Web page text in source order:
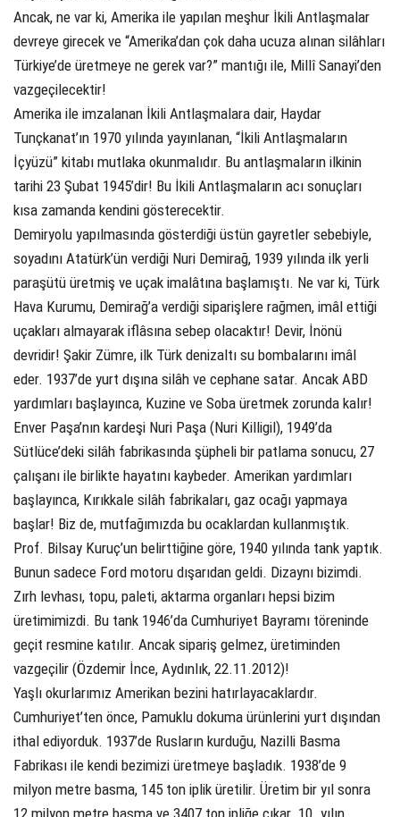
Ancak, ne var ki, Amerika ile yapılan meşhur İkili Antlaşmalar
devreye girecek ve “Amerika’dan çok daha ucuza alınan silâhları
Türkiye’de üretmeye ne gerek var?” mantığı ile, Millî Sanayi’den
vazgeçilecektir!
Amerika ile imzalanan İkili Antlaşmalara dair, Haydar
Tunçkanat’ın 1970 yılında yayınlanan, “İkili Antlaşmaların
İçyüzü” kitabı mutlaka okunmalıdır. Bu antlaşmaların ilkinin
tarihi 23 Şubat 1945’dir! Bu İkili Antlaşmaların acı sonuçları
kısa zamanda kendini gösterecektir.
Demiryolu yapılmasında gösterdiği üstün gayretler sebebiyle,
soyadını Atatürk’ün verdiği Nuri Demirağ, 1939 yılında ilk yerli
paraşütü üretmiş ve uçak imalâtına başlamıştı. Ne var ki, Türk
Hava Kurumu, Demirağ’a verdiği siparişlere rağmen, imâl ettiği
uçakları almayarak iflâsına sebep olacaktır! Devir, İnönü
devridir! Şakir Zümre, ilk Türk denizaltı su bombalarını imâl
eder. 1937’de yurt dışına silâh ve cephane satar. Ancak ABD
yardımları başlayınca, Kuzine ve Soba üretmek zorunda kalır!
Enver Paşa’nın kardeşi Nuri Paşa (Nuri Killigil), 1949’da
Sütlüce’deki silâh fabrikasında şüpheli bir patlama sonucu, 27
çalışanı ile birlikte hayatını kaybeder. Amerikan yardımları
başlayınca, Kırıkkale silâh fabrikaları, gaz ocağı yapmaya
başlar! Biz de, mutfağımızda bu ocaklardan kullanmıştık.
Prof. Bilsay Kuruç’un belirttiğine göre, 1940 yılında tank yaptık.
Bunun sadece Ford motoru dışarıdan geldi. Dizaynı bizimdi.
Zırh levhası, topu, paleti, aktarma organları hepsi bizim
üretimimizdi. Bu tank 1946’da Cumhuriyet Bayramı töreninde
geçit resmine katılır. Ancak sipariş gelmez, üretiminden
vazgeçilir (Özdemir İnce, Aydınlık, 22.11.2012)!
Yaşlı okurlarımız Amerikan bezini hatırlayacaklardır.
Cumhuriyet’ten önce, Pamuklu dokuma ürünlerini yurt dışından
ithal ediyorduk. 1937’de Rusların kurduğu, Nazilli Basma
Fabrikası ile kendi bezimizi üretmeye başladık. 1938’de 9
milyon metre basma, 145 ton iplik üretilir. Üretim bir yıl sonra
12 milyon metre basma ve 3407 ton ipliğe çıkar. 10. yılın